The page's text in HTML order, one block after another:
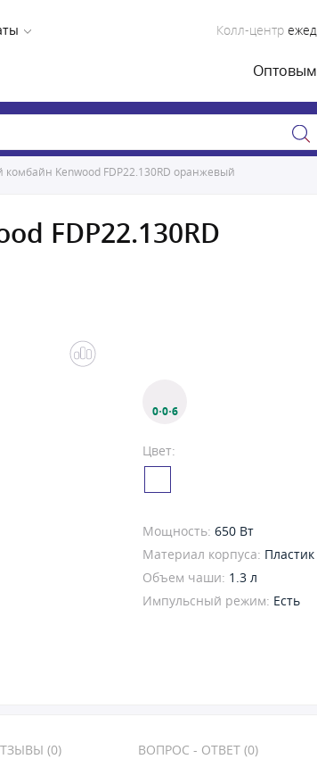
Колл-центр
комбайн Kenwood FDP22.130RD оранжевый
FDP22.130RD
0·0·6
Цвет:
Мощность: 650 Вт
Материал корпуса: Пластик
Объем чаши: 1.3 л
Импульсный режим: Есть
(0) ВОПРОС - ОТВЕТ (0)